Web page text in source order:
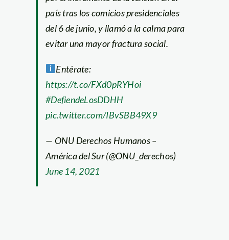
país tras los comicios presidenciales
del 6 de junio, y llamó a la calma para
evitar una mayor fractura social.
Entérate:
https://t.co/FXd0pRYHoi
#DefiendeLosDDHH
pic.twitter.com/IBvSBB49X9
— ONU Derechos Humanos –
América del Sur (@ONU_derechos)
June 14, 2021